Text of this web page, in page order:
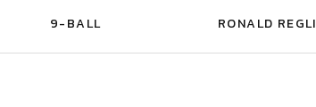
9-BALL RONALD REGLI